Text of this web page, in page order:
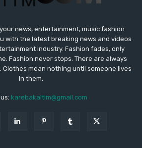
news, entertainment, music fashion
with the latest breaking news and videos
industry. Fashion fades, only
Fashion never stops. There are always
mean nothing until someone lives
in them.
karebakaltim@gmail.com